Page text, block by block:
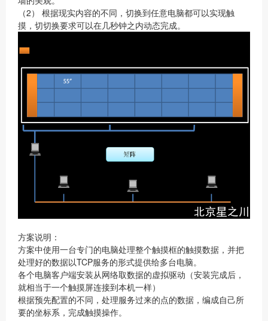
（2） 根据现实内容的不同，切换到任意电脑都可以实现触
摸，切切换要求可以在几秒钟之内动态完成。
方案说明：
方案中使用一台专门的电脑处理整个触摸框的触摸数据，并把
处理好的数据以TCP服务的形式提供给多台电脑。
各个电脑客户端安装从网络取数据的虚拟驱动（安装完成后，
就相当于一个触摸屏连接到本机一样）
根据预先配置的不同，处理服务过来的点的数据，编成自己所
要的坐标系，完成触摸操作。